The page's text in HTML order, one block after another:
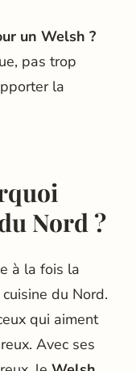
un Welsh ?
pas trop
la
Nord ?
à la fois la
du Nord.
qui aiment
Avec ses